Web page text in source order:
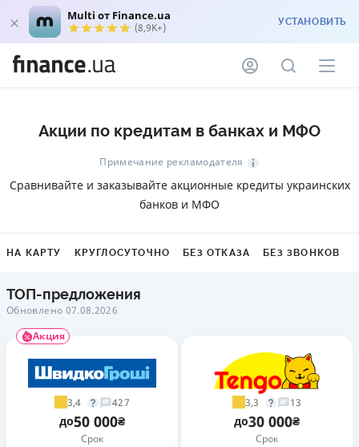
Multi от Finance.ua
(8,9K+) УСТАНОВИТЬ
Акции по кредитам в банках и МФО
Примечание рекламодателя
Сравнивайте и заказывайте акционные кредиты украинских
банков и МФО
НА КАРТУ КРУГЛОСУТОЧНО БЕЗ ОТКАЗА БЕЗ ЗВОНКОВ
ТОП-предложения
Обновлено 07.08.2026
Акция
3,4 427
до50 000₴
Срок
3,3 13
до30 000₴
Срок